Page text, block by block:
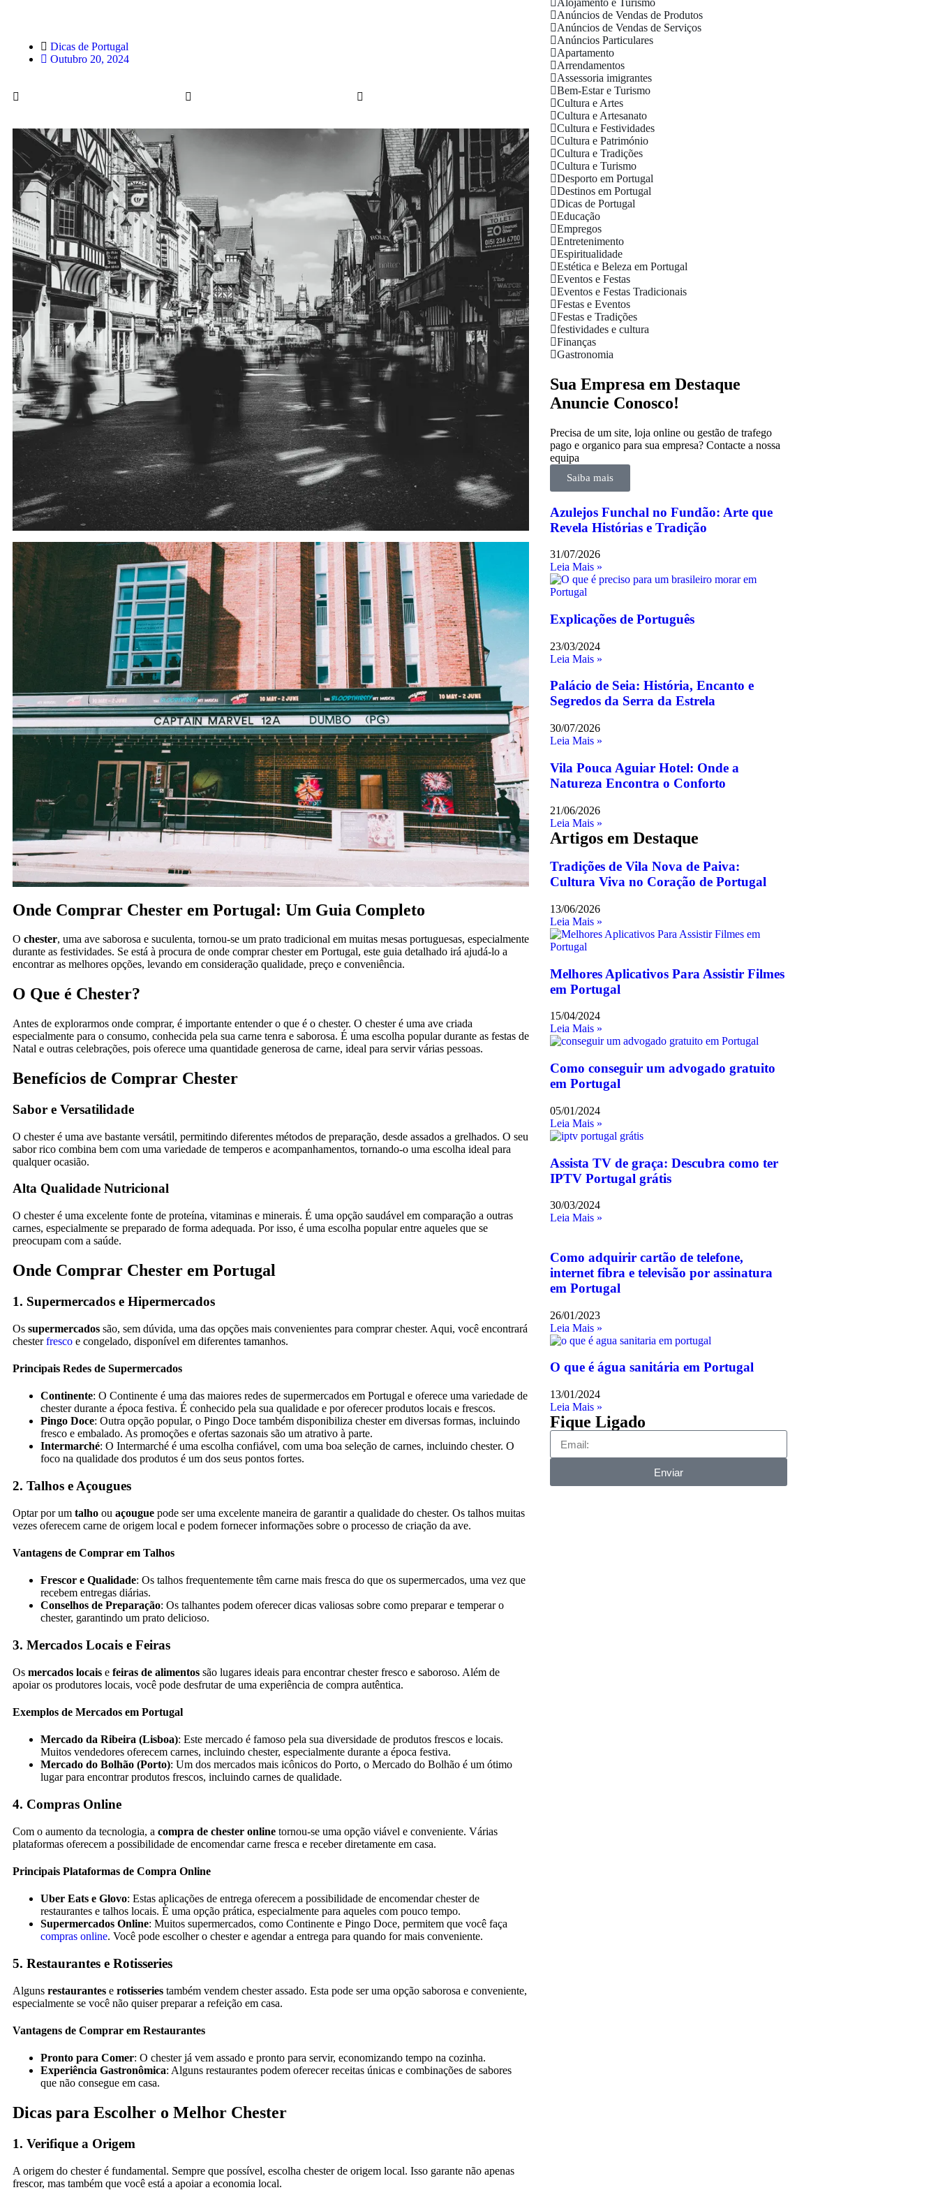
Dicas de Portugal
Outubro 20, 2024
Onde Comprar Chester em Portugal: Um Guia Completo
O chester, uma ave saborosa e suculenta, tornou-se um prato tradicional em muitas mesas portuguesas, especialmente
durante as festividades. Se está à procura de onde comprar chester em Portugal, este guia detalhado irá ajudá-lo a
encontrar as melhores opções, levando em consideração qualidade, preço e conveniência.
O Que é Chester?
Antes de explorarmos onde comprar, é importante entender o que é o chester. O chester é uma ave criada
especialmente para o consumo, conhecida pela sua carne tenra e saborosa. É uma escolha popular durante as festas de
Natal e outras celebrações, pois oferece uma quantidade generosa de carne, ideal para servir várias pessoas.
Benefícios de Comprar Chester
Sabor e Versatilidade
O chester é uma ave bastante versátil, permitindo diferentes métodos de preparação, desde assados a grelhados. O seu
sabor rico combina bem com uma variedade de temperos e acompanhamentos, tornando-o uma escolha ideal para
qualquer ocasião.
Alta Qualidade Nutricional
O chester é uma excelente fonte de proteína, vitaminas e minerais. É uma opção saudável em comparação a outras
carnes, especialmente se preparado de forma adequada. Por isso, é uma escolha popular entre aqueles que se
preocupam com a saúde.
Onde Comprar Chester em Portugal
1. Supermercados e Hipermercados
Os supermercados são, sem dúvida, uma das opções mais convenientes para comprar chester. Aqui, você encontrará
chesterfresco e congelado, disponível em diferentes tamanhos.
Principais Redes de Supermercados
Continente: O Continente é uma das maiores redes de supermercados em Portugal e oferece uma variedade de
chester durante a época festiva. É conhecido pela sua qualidade e por oferecer produtos locais e frescos.
Pingo Doce: Outra opção popular, o Pingo Doce também disponibiliza chester em diversas formas, incluindo
fresco e embalado. As promoções e ofertas sazonais são um atrativo à parte.
Intermarché: O Intermarché é uma escolha confiável, com uma boa seleção de carnes, incluindo chester. O
foco na qualidade dos produtos é um dos seus pontos fortes.
2. Talhos e Açougues
Optar por um talho ou açougue pode ser uma excelente maneira de garantir a qualidade do chester. Os talhos muitas
vezes oferecem carne de origem local e podem fornecer informações sobre o processo de criação da ave.
Vantagens de Comprar em Talhos
Frescor e Qualidade: Os talhos frequentemente têm carne mais fresca do que os supermercados, uma vez que
recebem entregas diárias.
Conselhos de Preparação: Os talhantes podem oferecer dicas valiosas sobre como preparar e temperar o
chester, garantindo um prato delicioso.
3. Mercados Locais e Feiras
Os mercados locais e feiras de alimentos são lugares ideais para encontrar chester fresco e saboroso. Além de
apoiar os produtores locais, você pode desfrutar de uma experiência de compra autêntica.
Exemplos de Mercados em Portugal
Mercado da Ribeira (Lisboa): Este mercado é famoso pela sua diversidade de produtos frescos e locais.
Muitos vendedores oferecem carnes, incluindo chester, especialmente durante a época festiva.
Mercado do Bolhão (Porto): Um dos mercados mais icônicos do Porto, o Mercado do Bolhão é um ótimo
lugar para encontrar produtos frescos, incluindo carnes de qualidade.
4. Compras Online
Com o aumento da tecnologia, a compra de chester online tornou-se uma opção viável e conveniente. Várias
plataformas oferecem a possibilidade de encomendar carne fresca e receber diretamente em casa.
Principais Plataformas de Compra Online
Uber Eats e Glovo: Estas aplicações de entrega oferecem a possibilidade de encomendar chester de
restaurantes e talhos locais. É uma opção prática, especialmente para aqueles com pouco tempo.
Supermercados Online: Muitos supermercados, como Continente e Pingo Doce, permitem que você faça
compras online. Você pode escolher o chester e agendar a entrega para quando for mais conveniente.
5. Restaurantes e Rotisseries
Alguns restaurantes e rotisseries também vendem chester assado. Esta pode ser uma opção saborosa e conveniente,
especialmente se você não quiser preparar a refeição em casa.
Vantagens de Comprar em Restaurantes
Pronto para Comer: O chester já vem assado e pronto para servir, economizando tempo na cozinha.
Experiência Gastronômica: Alguns restaurantes podem oferecer receitas únicas e combinações de sabores
que não consegue em casa.
Dicas para Escolher o Melhor Chester
1. Verifique a Origem
A origem do chester é fundamental. Sempre que possível, escolha chester de origem local. Isso garante não apenas
frescor, mas também que você está a apoiar a economia local.
Alojamento e Turismo
Anúncios de Vendas de Produtos
Anúncios de Vendas de Serviços
Anúncios Particulares
Apartamento
Arrendamentos
Assessoria imigrantes
Bem-Estar e Turismo
Cultura e Artes
Cultura e Artesanato
Cultura e Festividades
Cultura e Património
Cultura e Tradições
Cultura e Turismo
Desporto em Portugal
Destinos em Portugal
Dicas de Portugal
Educação
Empregos
Entretenimento
Espiritualidade
Estética e Beleza em Portugal
Eventos e Festas
Eventos e Festas Tradicionais
Festas e Eventos
Festas e Tradições
festividades e cultura
Finanças
Gastronomia
Sua Empresa em Destaque
Anuncie Conosco!
Precisa de um site, loja online ou gestão de trafego
pago e organico para sua empresa? Contacte a nossa
equipa
Saiba mais
Azulejos Funchal no Fundão: Arte que
Revela Histórias e Tradição
31/07/2026
Leia Mais »
Explicações de Português
23/03/2024
Leia Mais »
Palácio de Seia: História, Encanto e
Segredos da Serra da Estrela
30/07/2026
Leia Mais »
Vila Pouca Aguiar Hotel: Onde a
Natureza Encontra o Conforto
21/06/2026
Leia Mais »
Artigos em Destaque
Tradições de Vila Nova de Paiva:
Cultura Viva no Coração de Portugal
13/06/2026
Leia Mais »
Melhores Aplicativos Para Assistir Filmes
em Portugal
15/04/2024
Leia Mais »
Como conseguir um advogado gratuito
em Portugal
05/01/2024
Leia Mais »
Assista TV de graça: Descubra como ter
IPTV Portugal grátis
30/03/2024
Leia Mais »
Como adquirir cartão de telefone,
internet fibra e televisão por assinatura
em Portugal
26/01/2023
Leia Mais »
O que é água sanitária em Portugal
13/01/2024
Leia Mais »
Fique Ligado
Enviar